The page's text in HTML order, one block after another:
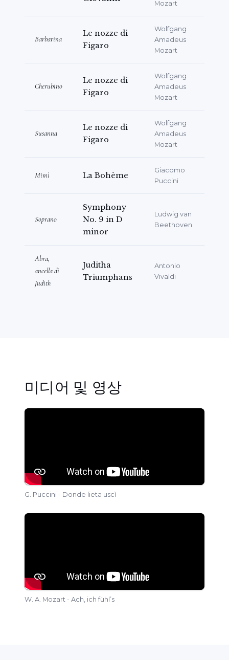
Mozart
Barbarina
Le nozze di
Figaro
Wolfgang
Amadeus
Mozart
Cherubino
Le nozze di
Figaro
Wolfgang
Amadeus
Mozart
Susanna
Le nozze di
Figaro
Wolfgang
Amadeus
Mozart
Mimì La Bohème
Giacomo
Puccini
Soprano
Symphony
No. 9 in D
minor
Ludwig van
Beethoven
Abra,
ancella di
Judith
Juditha
Triumphans
Antonio
Vivaldi
미디어 및 영상
G. Puccini - Donde lieta uscì
W. A. Mozart - Ach, ich fühl’s